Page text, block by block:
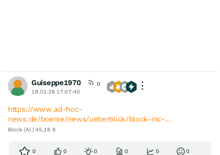
Guiseppe1970
0
19.02.26 17:07:40
https://www.ad-hoc-
news.de/boerse/news/ueberblick/block-inc-…
Block (A) | 45,16 €
0 0 0 0 0 0